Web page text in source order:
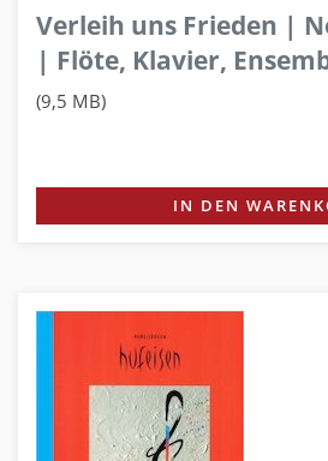
Verleih uns Frieden |
| Flöte, Klavier,
(9,5 MB)
IN DEN